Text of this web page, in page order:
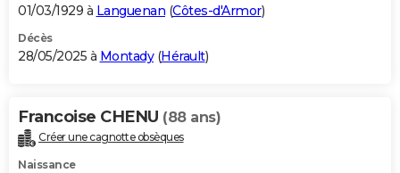
01/03/1929 à Languenan (Côtes-d'Armor)
Décès
28/05/2025 à Montady(Hérault)
Francoise CHENU (88 ans)
Créer une cagnotte obsèques
Naissance